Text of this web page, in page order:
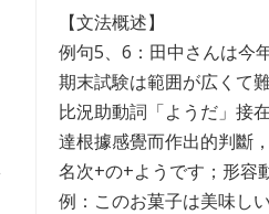
【文法概述】
例句5、6：田中さんは今
期末試験は範囲が広くて
比況助動詞「ようだ」接
達根據感覺而作出的判斷
名次+の+ようです；形容
例：このお菓子は美味し